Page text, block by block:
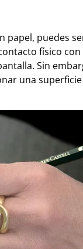
papel, puedes
físico
Sin
una